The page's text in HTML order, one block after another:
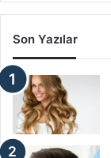
Son Yazılar